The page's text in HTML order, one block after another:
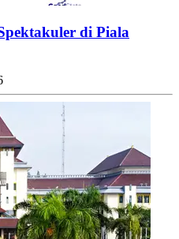
di Piala